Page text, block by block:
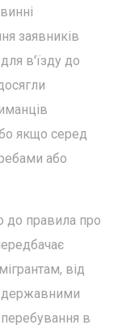
заявників
в'їзду до
якщо серед
або
до правила про
від
державними
в